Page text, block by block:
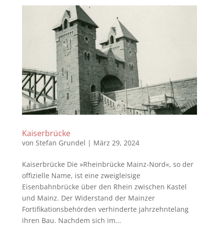
Kaiserbrücke
von Stefan Grundel | März 29, 2024
Kaiserbrücke Die »Rheinbrücke Mainz-Nord«, so der
offizielle Name, ist eine zweigleisige
Eisenbahnbrücke über den Rhein zwischen Kastel
und Mainz. Der Widerstand der Mainzer
Fortifikationsbehörden verhinderte jahrzehntelang
ihren Bau. Nachdem sich im...